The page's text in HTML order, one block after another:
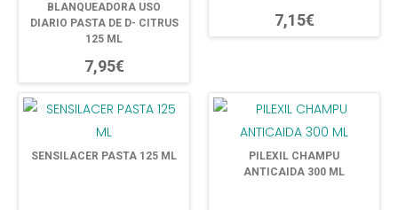
BLANQUEADORA USO
DIARIO PASTA DE D- CITRUS
125 ML
7,95€
7,15€
SENSILACER PASTA 125 ML
PILEXIL CHAMPU
ANTICAIDA 300 ML